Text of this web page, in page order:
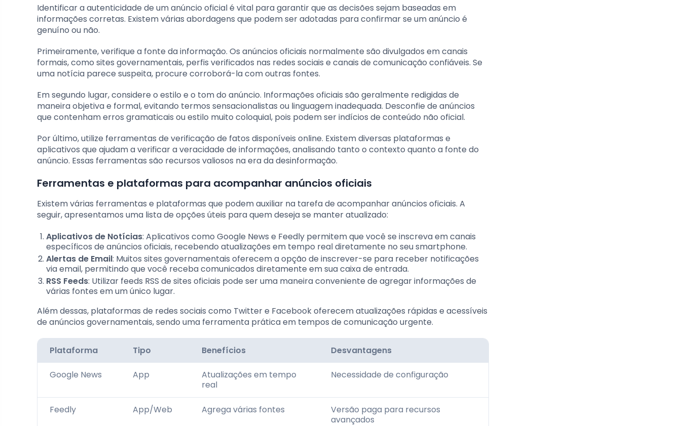
Identificar a autenticidade de um anúncio oficial é vital para garantir que as decisões sejam baseadas em
informações corretas. Existem várias abordagens que podem ser adotadas para confirmar se um anúncio é
genuíno ou não.
Primeiramente, verifique a fonte da informação. Os anúncios oficiais normalmente são divulgados em canais
formais, como sites governamentais, perfis verificados nas redes sociais e canais de comunicação confiáveis. Se
uma notícia parece suspeita, procure corroborá-la com outras fontes.
Em segundo lugar, considere o estilo e o tom do anúncio. Informações oficiais são geralmente redigidas de
maneira objetiva e formal, evitando termos sensacionalistas ou linguagem inadequada. Desconfie de anúncios
que contenham erros gramaticais ou estilo muito coloquial, pois podem ser indícios de conteúdo não oficial.
Por último, utilize ferramentas de verificação de fatos disponíveis online. Existem diversas plataformas e
aplicativos que ajudam a verificar a veracidade de informações, analisando tanto o contexto quanto a fonte do
anúncio. Essas ferramentas são recursos valiosos na era da desinformação.
Ferramentas e plataformas para acompanhar anúncios oficiais
Existem várias ferramentas e plataformas que podem auxiliar na tarefa de acompanhar anúncios oficiais. A
seguir, apresentamos uma lista de opções úteis para quem deseja se manter atualizado:
Aplicativos de Notícias: Aplicativos como Google News e Feedly permitem que você se inscreva em canais
específicos de anúncios oficiais, recebendo atualizações em tempo real diretamente no seu smartphone.
Alertas de Email: Muitos sites governamentais oferecem a opção de inscrever-se para receber notificações
via email, permitindo que você receba comunicados diretamente em sua caixa de entrada.
RSS Feeds: Utilizar feeds RSS de sites oficiais pode ser uma maneira conveniente de agregar informações de
várias fontes em um único lugar.
Além dessas, plataformas de redes sociais como Twitter e Facebook oferecem atualizações rápidas e acessíveis
de anúncios governamentais, sendo uma ferramenta prática em tempos de comunicação urgente.
Plataforma Tipo Benefícios Desvantagens
Google News App
Atualizações em tempo
real
Necessidade de configuração
Feedly App/Web Agrega várias fontes
Versão paga para recursos
avançados